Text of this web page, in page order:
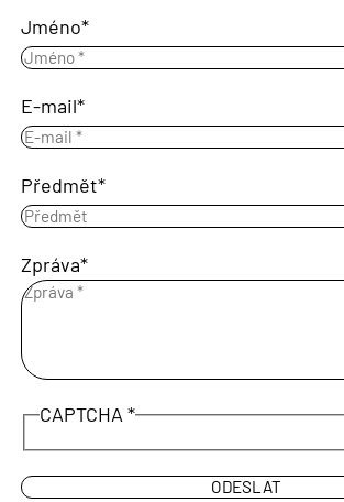
Jméno
E-mail
Předmět
Zpráva
CAPTCHA